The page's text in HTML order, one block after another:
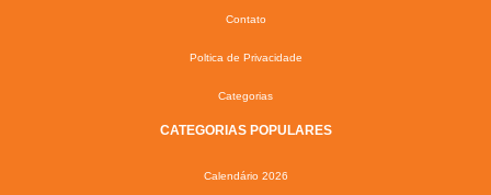
Contato
Poltica de Privacidade
Categorias
CATEGORIAS POPULARES
Calendário 2026